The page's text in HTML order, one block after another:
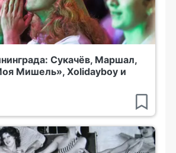
Сукачёв, Маршал,
Мишель», Xolidayboy и